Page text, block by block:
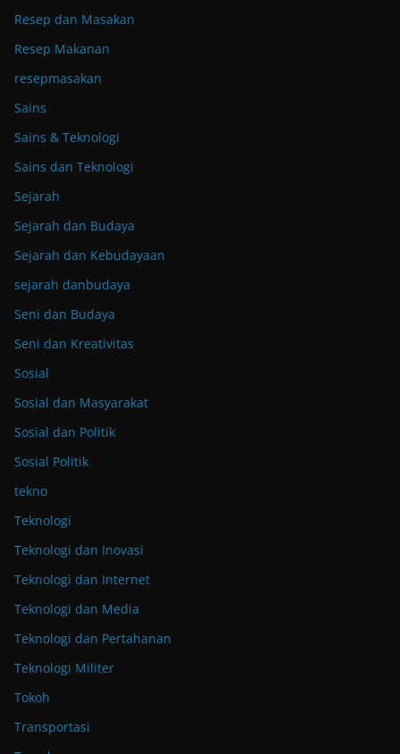
Resep dan Masakan
Resep Makanan
resepmasakan
Sains
Sains & Teknologi
Sains dan Teknologi
Sejarah
Sejarah dan Budaya
Sejarah dan Kebudayaan
sejarah danbudaya
Seni dan Budaya
Seni dan Kreativitas
Sosial
Sosial dan Masyarakat
Sosial dan Politik
Sosial Politik
tekno
Teknologi
Teknologi dan Inovasi
Teknologi dan Internet
Teknologi dan Media
Teknologi dan Pertahanan
Teknologi Militer
Tokoh
Transportasi